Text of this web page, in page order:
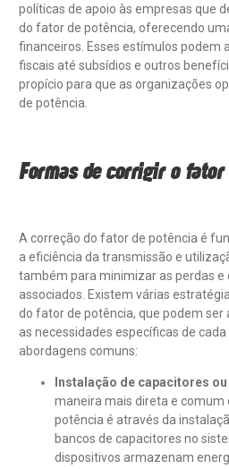
políticas de apoio às empresas que
do fator de potência, oferecendo
financeiros. Esses estímulos podem
fiscais até subsídios e outros
propício para que as organizações
de potência.
Formas de corrigir o fator
A correção do fator de potência é
a eficiência da transmissão e
também para minimizar as perdas e
associados. Existem várias
do fator de potência, que podem ser
as necessidades específicas de
abordagens comuns:
Instalação de capacitores
maneira mais direta e comum
potência é através da
bancos de capacitores no
dispositivos armazenam